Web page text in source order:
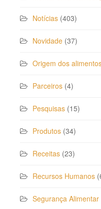
Notícias (403)
Novidade (37)
Origem dos
Parceiros (4)
Pesquisas (15)
Produtos (34)
Receitas (23)
Recursos Humanos
Segurança Alimentar